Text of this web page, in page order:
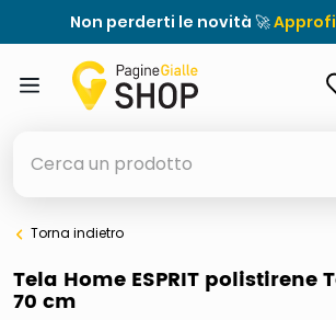
Non perderti le novità 🚀
elenchi telefonici
meme
Torna indietro
Tela Home ESPRIT polistirene
70 cm